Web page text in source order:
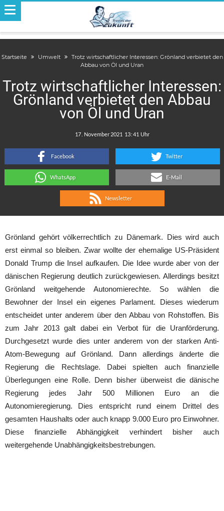
Startseite Umwelt
Trotz wirtschaftlicher Interessen: Grönland verbietet den
Abbau von Öl und Uran
Trotz wirtschaftlicher Interessen:
Grönland verbietet den Abbau
von Öl und Uran
:
Facebook Twitter
WhatsApp E-Mail
Newsletter
Grönland gehört völkerrechtlich zu Dänemark. Dies wird auch
erst einmal so bleiben. Zwar wollte der ehemalige US-Präsident
Donald Trump die Insel aufkaufen. Die Idee wurde aber von der
dänischen Regierung deutlich zurückgewiesen. Allerdings besitzt
Grönland weitgehende Autonomierechte. So wählen die
Bewohner der Insel ein eigenes Parlament. Dieses wiederum
entscheidet unter anderem über den Abbau von Rohstoffen. Bis
zum Jahr 2013 galt dabei ein Verbot für die Uranförderung.
Durchgesetzt wurde dies unter anderem von der starken Anti-
Atom-Bewegung auf Grönland. Dann allerdings änderte die
Regierung die Rechtslage. Dabei spielten auch finanzielle
Überlegungen eine Rolle. Denn bisher überweist die dänische
Regierung jedes Jahr 500 Millionen Euro an die
Autonomieregierung. Dies entspricht rund einem Drittel des
gesamten Haushalts oder auch knapp 9.000 Euro pro Einwohner.
Diese finanzielle Abhängigkeit verhindert bisher auch
weitergehende Unabhängigkeitsbestrebungen.